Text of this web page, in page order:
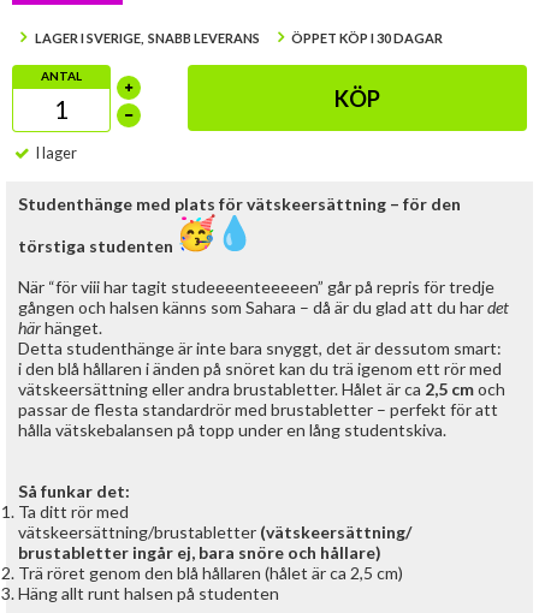
LAGER I SVERIGE, SNABB LEVERANS ÖPPET KÖP I 30 DAGAR
ANTAL
KÖP
I lager
Studenthänge med plats för vätskeersättning – för den
törstiga studenten
När “för viii har tagit studeeeenteeeeen” går på repris för tredje
gången och halsen känns som Sahara – då är du glad att du hardet
härhänget.
Detta studenthänge är inte bara snyggt, det är dessutom smart:
i den blå hållaren i änden på snöret kan du trä igenom ett rör med
vätskeersättning eller andra brustabletter. Hålet är ca 2,5 cmoch
passar de flesta standardrör med brustabletter – perfekt för att
hålla vätskebalansen på topp under en lång studentskiva.
Så funkar det:
Ta ditt rör med
vätskeersättning/brustabletter (vätskeersättning/
brustabletter ingår ej, bara snöre och hållare)
Trä röret genom den blå hållaren (hålet är ca 2,5 cm)
Häng allt runt halsen på studenten